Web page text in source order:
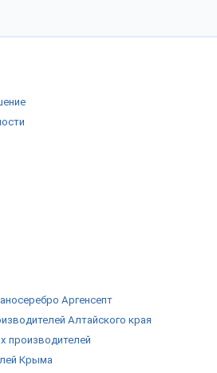
Новгород и других.
стенде компании
Аргенсепт
Алтайского края
производителей
Крыма